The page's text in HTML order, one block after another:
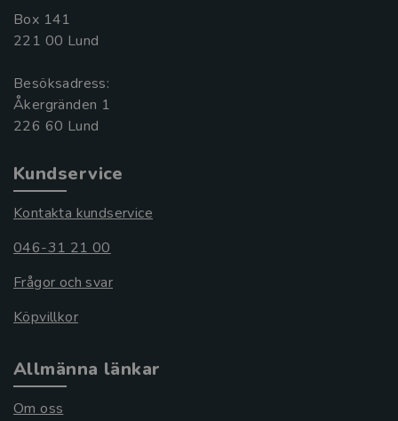
Box 141
221 00 Lund
Besöksadress:
Åkergränden 1
Kundservice
Kontakta kundservice
046-31 21 00
Frågor och svar
Köpvillkor
Allmänna länkar
Om oss